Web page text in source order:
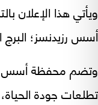
ويأتي هذا
أسس رزيدنسز؛
وتضم محفظة أسس
تطلعات جودة